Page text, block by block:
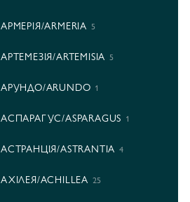
АРМЕРІЯ/ARMERIA 5
АРТЕМЕЗІЯ/ARTEMISIA 5
АРУНДО/ARUNDO 1
АСПАРАГУС/ASPARAGUS 1
АСТРАНЦІЯ/ASTRANTIA 4
АХІЛЕЯ/ACHILLEA 25